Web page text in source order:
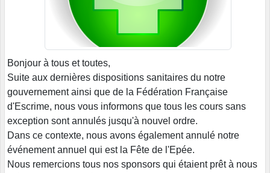
Bonjour à tous et toutes,
Suite aux dernières dispositions sanitaires du notre
gouvernement ainsi que de la Fédération Française
d'Escrime, nous vous informons que tous les cours sans
exception sont annulés jusqu'à nouvel ordre.
Dans ce contexte, nous avons également annulé notre
événement annuel qui est la Fête de l'Epée.
Nous remercions tous nos sponsors qui étaient prêt à nous